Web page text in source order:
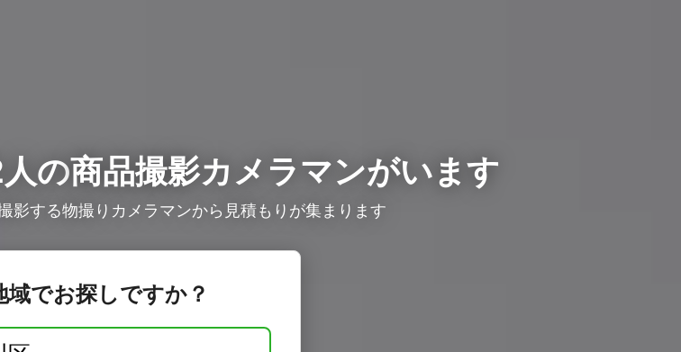
の商品撮影カメラマンがいます
影する物撮りカメラマンから見積もりが集まります
域でお探しですか？